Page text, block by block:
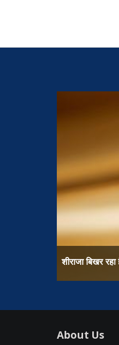
शीराजा बिखर रहा है, क्योंकि
About Us